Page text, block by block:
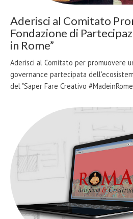
Aderisci al Comitato
Fondazione di
in Rome”
Aderisci al Comitato per promuovere
governance partecipata
del "Saper Fare Creativo